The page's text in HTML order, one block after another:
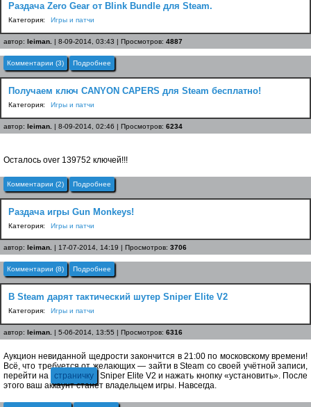
Раздача Zero Gear от Blink Bundle для Steam.
Категория: Игры и патчи
автор: leiman. | 8-09-2014, 03:43 | Просмотров: 4887
Комментарии (3) Подробнее
Получаем ключ CANYON CAPERS для Steam бесплатно!
Категория: Игры и патчи
автор: leiman. | 8-09-2014, 02:46 | Просмотров: 6234
Осталось over 139752 ключей!!!
Комментарии (2) Подробнее
Раздача игры Gun Monkeys!
Категория: Игры и патчи
автор: leiman. | 17-07-2014, 14:19 | Просмотров: 3706
Комментарии (8) Подробнее
В Steam дарят тактический шутер Sniper Elite V2
Категория: Игры и патчи
автор: leiman. | 5-06-2014, 13:55 | Просмотров: 6316
Аукцион невиданной щедрости закончится в 21:00 по московскому времени!
Всё, что требуется от желающих — зайти в Steam со своей учётной записи,
перейти на
страничку
Sniper Elite V2 и нажать кнопку «установить». После
этого ваш аккаунт станет владельцем игры. Навсегда.